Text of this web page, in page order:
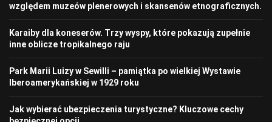
względem muzeów plenerowych i skansenów etnograficznych.
Karaiby dla koneserów. Trzy wyspy, które pokazują zupełnie
inne oblicze tropikalnego raju
Park Marii Luizy w Sewilli – pamiątka po wielkiej Wystawie
Iberoamerykańskiej w 1929 roku
Jak wybierać ubezpieczenia turystyczne? Kluczowe cechy